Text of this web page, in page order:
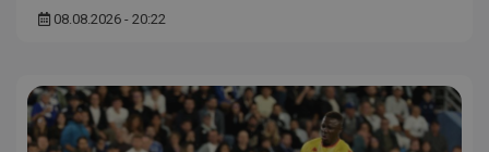
08.08.2026 - 20:22